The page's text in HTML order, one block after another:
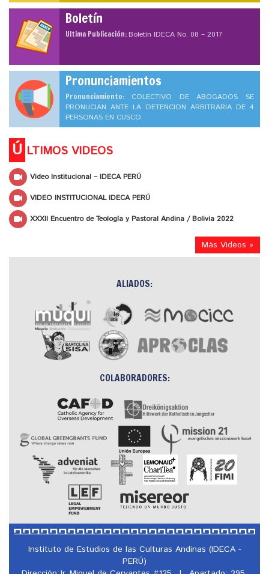
Boletín
Ultima Publicación:Boletín IDECA No. 08 – 2017
Pronunciamientos
Pronunciamiento: COLECTIVO DE ABOGADOS SE
PRONUCIAN ANTE LA DETENCION ARBITRARIA DE 4
PERSONAS EN CUSCO
Ú LTIMOS VIDEOS
Video Institucional – IDECA PERÚ
VIDEO INSTITUCIONAL IDECA PERÚ
XXXII Encuentro de Teología y Pastoral Andina / Bolivia 2022
Más Videos »
ALIADOS:
COLABORADORES:
Instituto de Estudios de las Culturas Andinas (IDECA -
PERÚ)